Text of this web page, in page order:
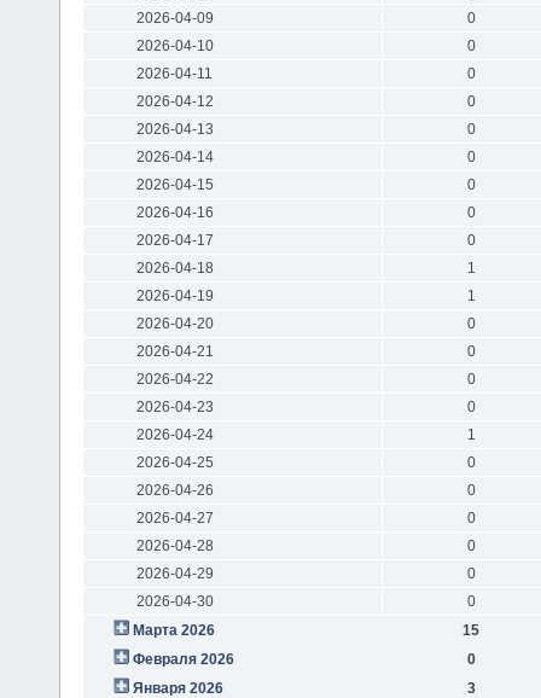
2026-04-09
0
2026-04-10
0
2026-04-11
0
2026-04-12
0
2026-04-13
0
2026-04-14
0
2026-04-15
0
2026-04-16
0
2026-04-17
0
2026-04-18
1
2026-04-19
1
2026-04-20
0
2026-04-21
0
2026-04-22
0
2026-04-23
0
2026-04-24
1
2026-04-25
0
2026-04-26
0
2026-04-27
0
2026-04-28
0
2026-04-29
0
2026-04-30
0
Марта 2026
15
Февраля 2026
0
Января 2026
3